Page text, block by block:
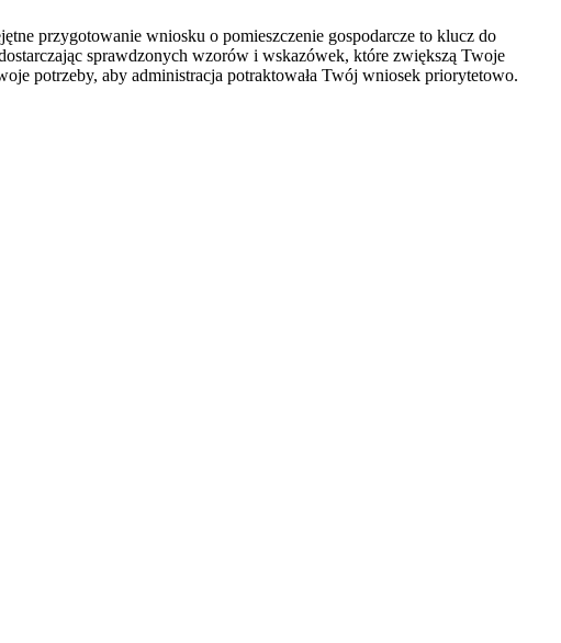
przygotowanie wniosku o pomieszczenie gospodarcze to klucz do
sprawdzonych wzorów i wskazówek, które zwiększą Twoje
potrzeby, aby administracja potraktowała Twój wniosek priorytetowo.